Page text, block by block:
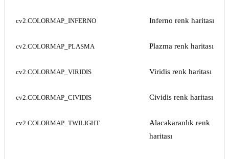
cv2.COLORMAP_INFERNO Inferno renk haritası
cv2.COLORMAP_PLASMA Plazma renk haritası
cv2.COLORMAP_VIRIDIS Viridis renk haritası
cv2.COLORMAP_CIVIDIS Cividis renk haritası
cv2.COLORMAP_TWILIGHT
Alacakaranlık renk
haritası